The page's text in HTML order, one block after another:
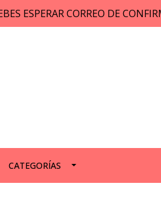
ESPERAR CORREO DE
CATEGORÍAS